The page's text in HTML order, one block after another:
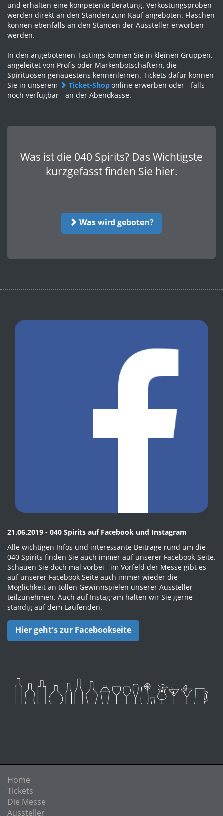
und erhalten eine kompetente Beratung. Verkostungsproben
werden direkt an den Ständen zum Kauf angeboten. Flaschen
können ebenfalls an den Ständen der Aussteller erworben
werden.
In den angebotenen Tastings können Sie in kleinen Gruppen,
angeleitet von Profis oder Markenbotschaftern, die
Spirituosen genauestens kennenlernen. Tickets dafür können
Sie in unserem
Ticket-Shop online erwerben oder - falls
noch verfügbar - an der Abendkasse.
Was ist die 040 Spirits? Das Wichtigste
kurzgefasst finden Sie hier.
Was wird geboten?
21.06.2019 - 040 Spirits auf Facebook und Instagram
Alle wichtigen Infos und interessante Beiträge rund um die
040 Spirits finden Sie auch immer auf unserer Facebook-Seite.
Schauen Sie doch mal vorbei - im Vorfeld der Messe gibt es
auf unserer Facebook Seite auch immer wieder die
Möglichkeit an tollen Gewinnspielen unserer Aussteller
teilzunehmen. Auch auf Instagram halten wir Sie gerne
ständig auf dem Laufenden.
Hier geht's zur Facebookseite
Home
Tickets
Die Messe
Aussteller